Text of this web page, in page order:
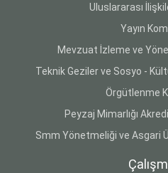
Uluslararası
Yayın
Mevzuat İzleme ve
Teknik Geziler ve Sosyo -
Örgütlenme
Peyzaj Mimarlığı
Smm Yönetmeliği ve Asgari